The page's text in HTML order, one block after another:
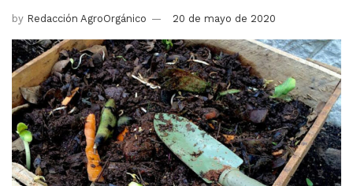
by Redacción AgroOrgánico 20 de mayo de 2020